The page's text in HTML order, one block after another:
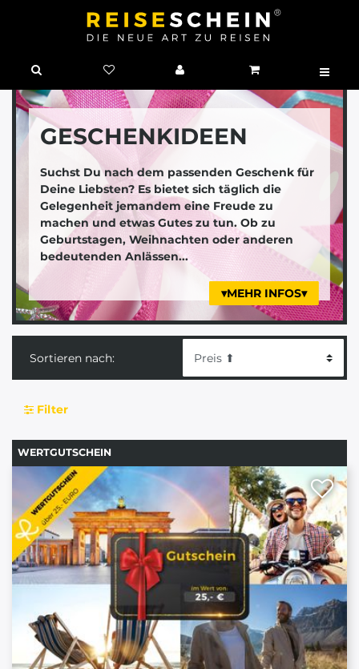
GESCHENKIDEEN
Suchst Du nach dem passenden Geschenk für
Deine Liebsten? Es bietet sich täglich die
Gelegenheit jemandem eine Freude zu
machen und etwas Gutes zu tun. Ob zu
Geburtstagen, Weihnachten oder anderen
bedeutenden Anlässen...
▾MEHR INFOS▾
Sortieren nach:
Filter
WERTGUTSCHEIN